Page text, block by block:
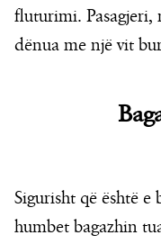
fluturimi. Pasagjeri,
dënua me një vit
Sigurisht që është
humbet bagazhin